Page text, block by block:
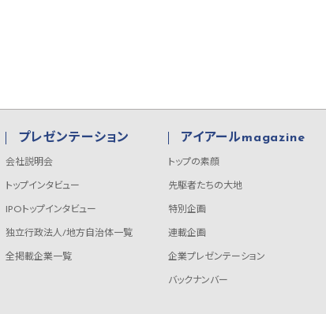
プレゼンテーション
会社説明会
トップインタビュー
IPOトップインタビュー
独立行政法人/地方自治体一覧
全掲載企業一覧
アイアールmagazine
トップの素顔
先駆者たちの大地
特別企画
連載企画
企業プレゼンテーション
バックナンバー